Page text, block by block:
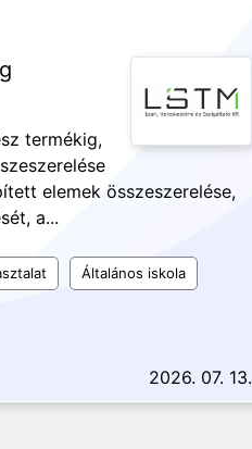
termékig,
elemek összeszerelése,
a...
Általános iskola
2026. 07. 13.